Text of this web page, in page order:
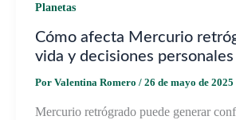
Planetas
Cómo afecta Mercurio
vida y decisiones personales
Por Valentina Romero / 26 de mayo de 2025
Mercurio retrógrado puede generar